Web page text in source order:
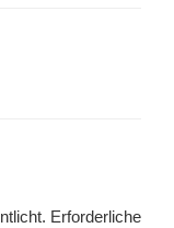
Erforderliche